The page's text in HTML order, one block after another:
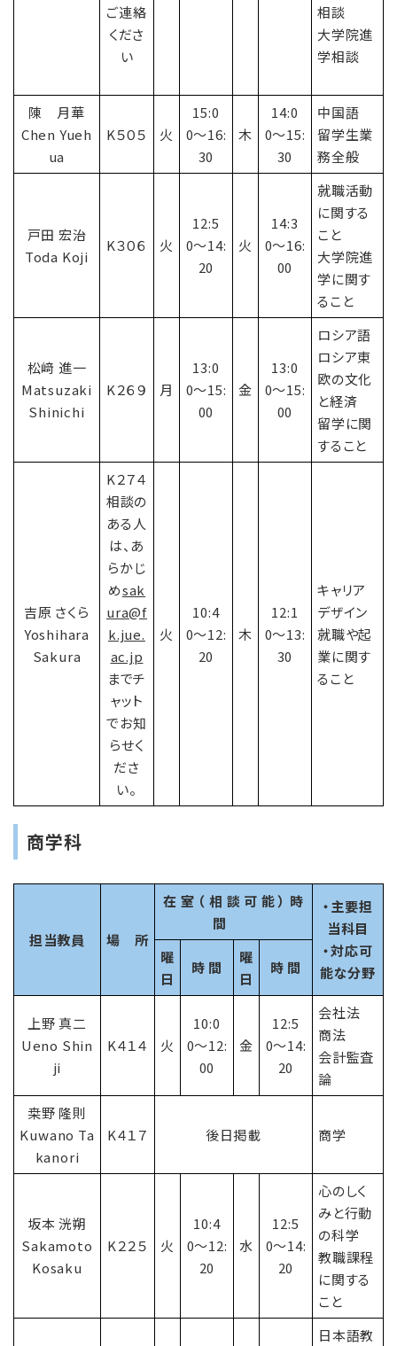
ご連絡
くださ
い
相談
大学院進
学相談
陳 月華
Chen Yueh
ua
K５０５ 火
15:0
0〜16:
30
木
14:0
0〜15:
30
中国語
留学生業
務全般
戸田 宏治
Toda Koji
K３０６ 火
12:5
0〜14:
20
火
14:3
0〜16:
00
就職活動
に関する
こと
大学院進
学に関す
ること
松﨑 進一
Matsuzaki
Shinichi
K２６９ 月
13:0
0〜15:
00
金
13:0
0〜15:
00
ロシア語
ロシア東
欧の文化
と経済
留学に関
すること
吉原 さくら
Yoshihara
Sakura
K２７４
相談の
ある人
は、あ
らかじ
めsak
ura@f
k.jue.
ac.jp
までチ
ャット
でお知
らせく
ださ
い。
火
10:4
0〜12:
20
木
12:1
0〜13:
30
キャリア
デザイン
就職や起
業に関す
ること
商学科
担当教員 場 所
在 室 （ 相 談 可 能 ） 時
間
・主要担
当科目
・対応可
能な分野
曜
日
時 間
曜
日
時 間
上野 真二
Ueno Shin
ji
K４１４ 火
10:0
0〜12:
00
金
12:5
0〜14:
20
会社法
商法
会計監査
論
桒野 隆則
Kuwano Ta
kanori
K４１７ 後日掲載 商学
坂本 洸朔
Sakamoto
Kosaku
K２２５ 火
10:4
0〜12:
20
水
12:5
0〜14:
20
心のしく
みと行動
の科学
教職課程
に関する
こと
日本語教